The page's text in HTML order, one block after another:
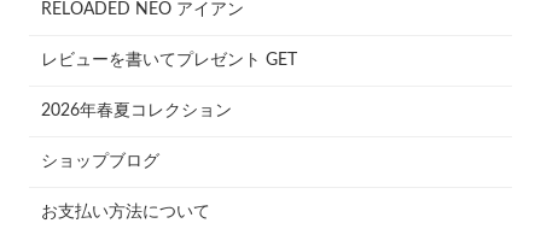
RELOADED NEO アイアン
レビューを書いてプレゼント GET
2026年春夏コレクション
ショップブログ
お支払い方法について